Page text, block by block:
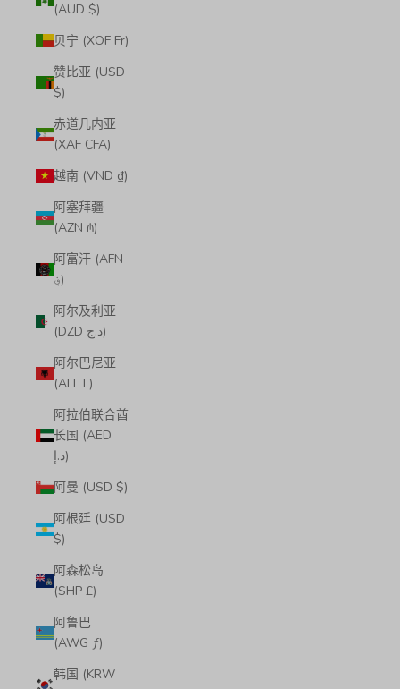
(AUD $)
贝宁 (XOF Fr)
赞比亚 (USD
$)
赤道几内亚
(XAF CFA)
越南 (VND ₫)
阿塞拜疆
(AZN ₼)
阿富汗 (AFN
؋)
阿尔及利亚
(DZD د.ج)
阿尔巴尼亚
(ALL L)
阿拉伯联合酋
长国 (AED
د.إ)
阿曼 (USD $)
阿根廷 (USD
$)
阿森松岛
(SHP £)
阿鲁巴
(AWG ƒ)
韩国 (KRW